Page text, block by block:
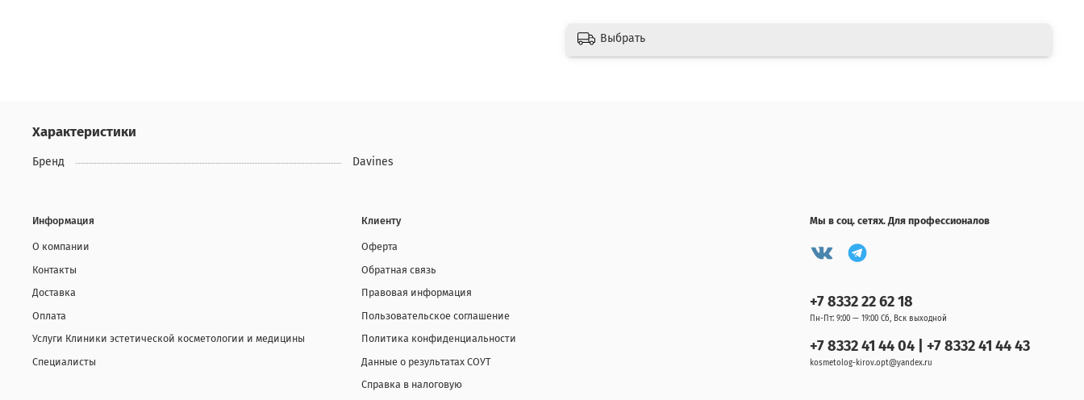
Выбрать
Характеристики
Бренд Davines
Информация
О компании
Контакты
Доставка
Оплата
Услуги Клиники эстетической косметологии и медицины
Специалисты
Клиенту
Оферта
Обратная связь
Правовая информация
Пользовательское соглашение
Политика конфиденциальности
Данные о результатах СОУТ
Справка в налоговую
Мы в соц. сетях. Для профессионалов
+7 8332 22 62 18
Пн-Пт: 9:00 — 19:00 Сб, Вск выходной
+7 8332 41 44 04 | +7 8332 41 44 43
kosmetolog-kirov.opt@yandex.ru